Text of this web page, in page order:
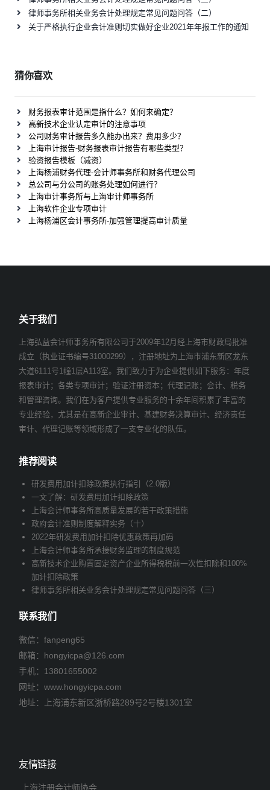
律师事务所相关业务会计处理规定常见问题问答（二）
关于严格执行企业会计准则切实做好企业2021年年报工作的通知
猜你喜欢
财务报表审计范围是指什么？如何来确定？
高新技术企业认定审计的注意事项
公司财务审计报告多久能办出来？费用多少？
上海审计报告-财务报表审计报告有哪些类型？
验资报告模板（减资）
上海杨浦财务代理-会计师事务所和财务代理公司
总公司与分公司的账务处理如何进行？
上海审计事务所与上海审计师事务所
上海软件企业专项审计
上海杨浦区会计事务所-加强管理提高审计质量
关于我们
上海弘益会计师事务所有限公司于2009年12月经上海市财政局批准
成立（执业证书编号31000299），注册地址为上海市浦东新区龙东
大道6111号1幢1层A113室。我们致力于为企业提供如下服务：年度
报表审计；各类专项审计；验证注册资本；代理记账；会计、税务
和管理咨询。我们在为客户提供专业服务的十余年间积累了丰富的
专业经验，尤其是在高新企业审计、基建财务决算审计、经济责任
审计、代理记账等领域形成了一支专业化的队伍。
推荐阅读
研发费用加计扣除政策执行指引（2.0版）
一文了解：研发费用加计扣除政策
上海会计师事务所高质量发展的若干政策措施
政府会计准则制度解释实务（十）
2022年研发费用加计扣除优惠政策再加码
上海会计师事务所承接财务监理的制度规范
高新技术企业购置固定资产企业所得税税前一次性扣除和100%
加计扣除政策
律师事务所相关业务会计处理规定常见问题问答（三）
联系我们
微信：fanpeng65
邮箱： hongyicpa@126.com
手机： 13801655002
网址：www.hongyicpa.com
地址：上海浦东新区浙桥路289号2号楼1301室
友情链接
上海注册会计师协会